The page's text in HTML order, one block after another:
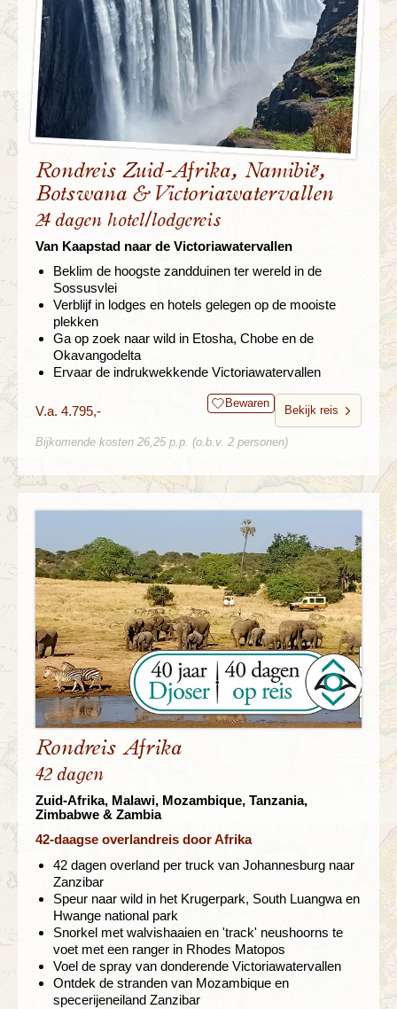
Rondreis Zuid-Afrika, Namibië,
Botswana & Victoriawatervallen
24 dagen hotel/lodgereis
Van Kaapstad naar de Victoriawatervallen
Beklim de hoogste zandduinen ter wereld in de
Sossusvlei
Verblijf in lodges en hotels gelegen op de mooiste
plekken
Ga op zoek naar wild in Etosha, Chobe en de
Okavangodelta
Ervaar de indrukwekkende Victoriawatervallen
V.a. 4.795,- Bewaren
Bekijk reis
Bijkomende kosten 26,25 p.p. (o.b.v. 2 personen)
Rondreis Afrika
42 dagen
Zuid-Afrika, Malawi, Mozambique, Tanzania,
Zimbabwe & Zambia
42-daagse overlandreis door Afrika
42 dagen overland per truck van Johannesburg naar
Zanzibar
Speur naar wild in het Krugerpark, South Luangwa en
Hwange national park
Snorkel met walvishaaien en 'track' neushoorns te
voet met een ranger in Rhodes Matopos
Voel de spray van donderende Victoriawatervallen
Ontdek de stranden van Mozambique en
specerijeneiland Zanzibar